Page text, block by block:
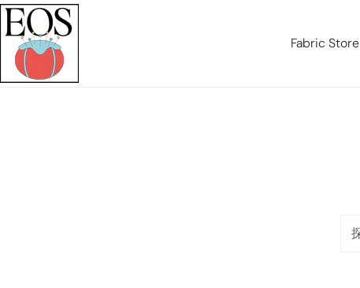
ンツにスキップ
Fabric Store